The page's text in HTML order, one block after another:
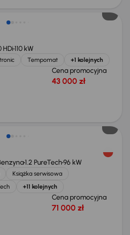
HDi110 kW
Tempomat +1 kolejnych
Cena promocyjna
43 000 zł
1.2 PureTech96 kW
Książka serwisowa
+11 kolejnych
Cena promocyjna
71 000 zł